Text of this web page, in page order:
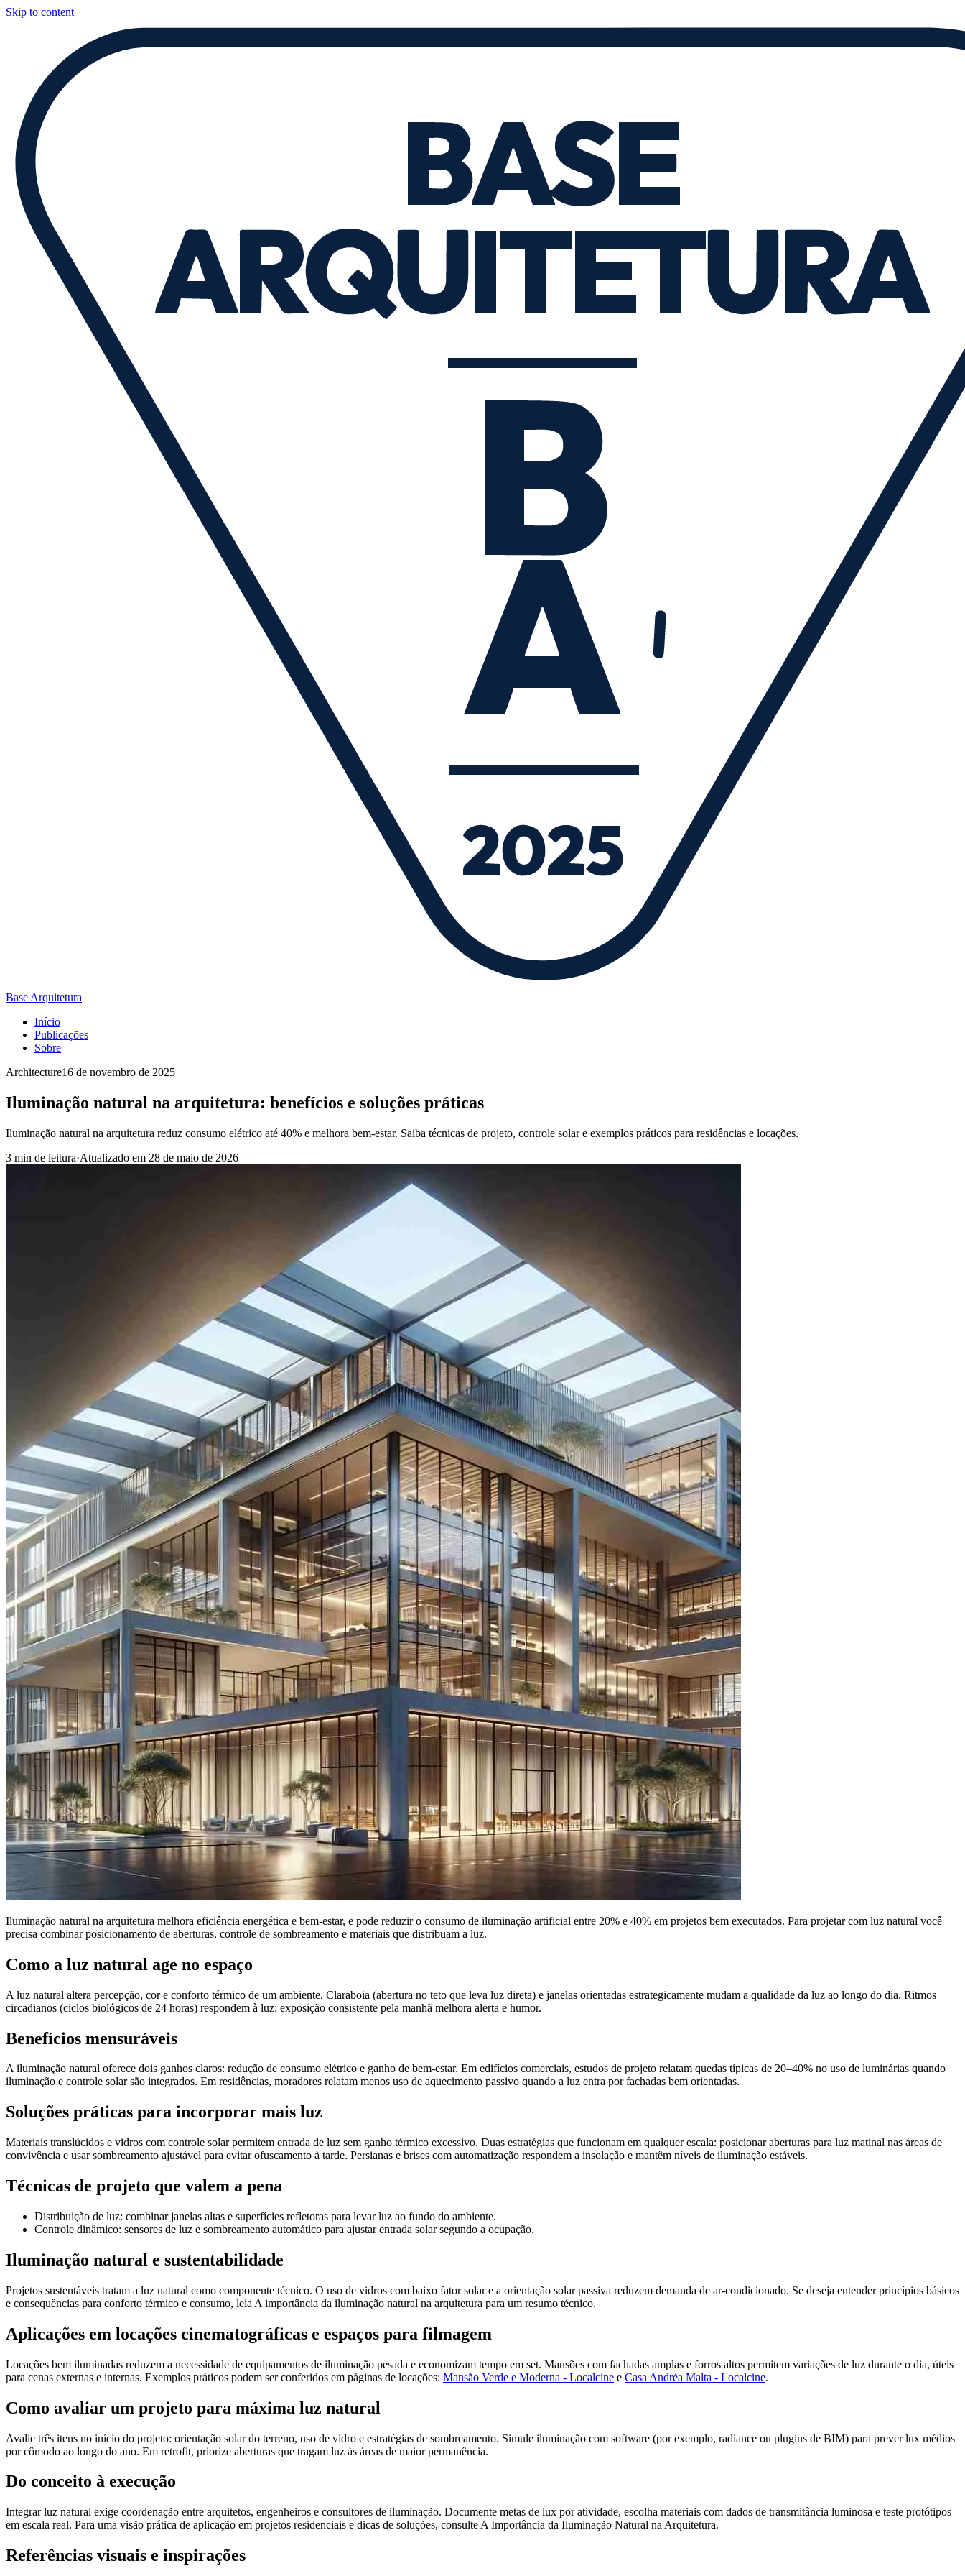
Skip to content
Base Arquitetura
Início
Publicações
Sobre
Architecture16 de novembro de 2025
Iluminação natural na arquitetura: benefícios e soluções práticas
Iluminação natural na arquitetura reduz consumo elétrico até 40% e melhora bem-estar. Saiba técnicas de projeto, controle solar e exemplos práticos para residências e locações.
3 min de leitura·Atualizado em 28 de maio de 2026
Iluminação natural na arquitetura melhora eficiência energética e bem-estar, e pode reduzir o consumo de iluminação artificial entre 20% e 40% em projetos bem executados. Para projetar com luz natural você
precisa combinar posicionamento de aberturas, controle de sombreamento e materiais que distribuam a luz.
Como a luz natural age no espaço
A luz natural altera percepção, cor e conforto térmico de um ambiente. Claraboia (abertura no teto que leva luz direta) e janelas orientadas estrategicamente mudam a qualidade da luz ao longo do dia. Ritmos
circadianos (ciclos biológicos de 24 horas) respondem à luz; exposição consistente pela manhã melhora alerta e humor.
Benefícios mensuráveis
A iluminação natural oferece dois ganhos claros: redução de consumo elétrico e ganho de bem-estar. Em edifícios comerciais, estudos de projeto relatam quedas típicas de 20–40% no uso de luminárias quando
iluminação e controle solar são integrados. Em residências, moradores relatam menos uso de aquecimento passivo quando a luz entra por fachadas bem orientadas.
Soluções práticas para incorporar mais luz
Materiais translúcidos e vidros com controle solar permitem entrada de luz sem ganho térmico excessivo. Duas estratégias que funcionam em qualquer escala: posicionar aberturas para luz matinal nas áreas de
convivência e usar sombreamento ajustável para evitar ofuscamento à tarde. Persianas e brises com automatização respondem a insolação e mantêm níveis de iluminação estáveis.
Técnicas de projeto que valem a pena
Distribuição de luz: combinar janelas altas e superfícies refletoras para levar luz ao fundo do ambiente.
Controle dinâmico: sensores de luz e sombreamento automático para ajustar entrada solar segundo a ocupação.
Iluminação natural e sustentabilidade
Projetos sustentáveis tratam a luz natural como componente técnico. O uso de vidros com baixo fator solar e a orientação solar passiva reduzem demanda de ar-condicionado. Se deseja entender princípios básicos
e consequências para conforto térmico e consumo, leia A importância da iluminação natural na arquitetura para um resumo técnico.
Aplicações em locações cinematográficas e espaços para filmagem
Locações bem iluminadas reduzem a necessidade de equipamentos de iluminação pesada e economizam tempo em set. Mansões com fachadas amplas e forros altos permitem variações de luz durante o dia, úteis
para cenas externas e internas. Exemplos práticos podem ser conferidos em páginas de locações: Mansão Verde e Moderna - Localcine e Casa Andréa Malta - Localcine.
Como avaliar um projeto para máxima luz natural
Avalie três itens no início do projeto: orientação solar do terreno, uso de vidro e estratégias de sombreamento. Simule iluminação com software (por exemplo, radiance ou plugins de BIM) para prever lux médios
por cômodo ao longo do ano. Em retrofit, priorize aberturas que tragam luz às áreas de maior permanência.
Do conceito à execução
Integrar luz natural exige coordenação entre arquitetos, engenheiros e consultores de iluminação. Documente metas de lux por atividade, escolha materiais com dados de transmitância luminosa e teste protótipos
em escala real. Para uma visão prática de aplicação em projetos residenciais e dicas de soluções, consulte A Importância da Iluminação Natural na Arquitetura.
Referências visuais e inspirações